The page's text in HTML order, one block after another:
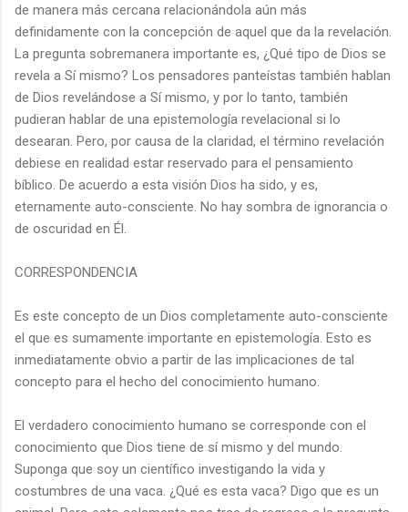
de manera más cercana relacionándola aún más
definidamente con la concepción de aquel que da la revelación.
La pregunta sobremanera importante es, ¿Qué tipo de Dios se
revela a Sí mismo? Los pensadores panteístas también hablan
de Dios revelándose a Sí mismo, y por lo tanto, también
pudieran hablar de una epistemología revelacional si lo
desearan. Pero, por causa de la claridad, el término revelación
debiese en realidad estar reservado para el pensamiento
bíblico. De acuerdo a esta visión Dios ha sido, y es,
eternamente auto-consciente. No hay sombra de ignorancia o
de oscuridad en Él.
CORRESPONDENCIA
Es este concepto de un Dios completamente auto-consciente
el que es sumamente importante en epistemología. Esto es
inmediatamente obvio a partir de las implicaciones de tal
concepto para el hecho del conocimiento humano.
El verdadero conocimiento humano se corresponde con el
conocimiento que Dios tiene de sí mismo y del mundo.
Suponga que soy un científico investigando la vida y
costumbres de una vaca. ¿Qué es esta vaca? Digo que es un